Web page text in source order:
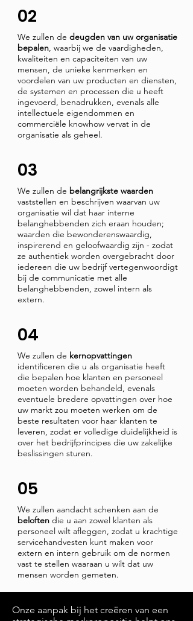
02
We zullen de deugden van uw organisatie
bepalen, waarbij we de vaardigheden,
kwaliteiten en capaciteiten van uw
mensen, de unieke kenmerken en
voordelen van uw producten en diensten,
de systemen en processen die u heeft
ingevoerd, benadrukken, evenals alle
intellectuele eigendommen en
commerciële knowhow vervat in de
organisatie als geheel.
03
We zullen de belangrijkste waarden
vaststellen en beschrijven waarvan uw
organisatie wil dat haar interne
belanghebbenden zich eraan houden;
waarden die bewonderenswaardig,
inspirerend en geloofwaardig zijn - zodat
ze authentiek worden overgebracht door
iedereen die uw bedrijf vertegenwoordigt
bij de communicatie met alle
belanghebbenden, zowel intern als
extern.
04
We zullen de kernopvattingen
identificeren die u als organisatie heeft
die bepalen hoe klanten en personeel
moeten worden behandeld, evenals
eventuele bredere opvattingen over hoe
uw markt zou moeten werken om de
beste resultaten voor haar klanten te
leveren, zodat er volledige duidelijkheid is
over het bedrijfprincipes die uw zakelijke
beslissingen sturen.
05
We zullen aandacht schenken aan de
beloften die u aan zowel klanten als
personeel wilt afleggen, zodat u krachtige
servicehandvesten kunt maken voor
extern en intern gebruik om de normen
vast te stellen waaraan u wilt dat uw
mensen worden gemeten.
Onze aanpak bij het creëren van een